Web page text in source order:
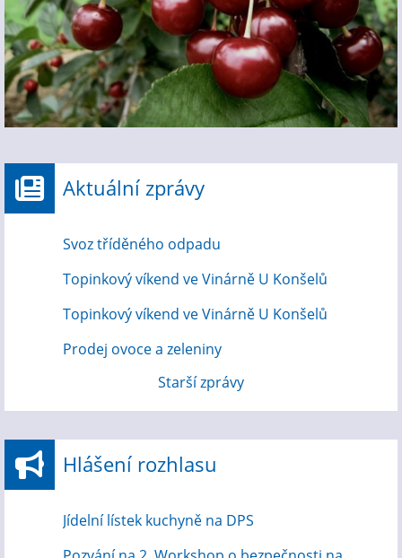
Aktuální zprávy
Svoz tříděného odpadu
Topinkový víkend ve Vinárně U Konšelů
Topinkový víkend ve Vinárně U Konšelů
Prodej ovoce a zeleniny
Starší zprávy
Hlášení rozhlasu
Jídelní lístek kuchyně na DPS